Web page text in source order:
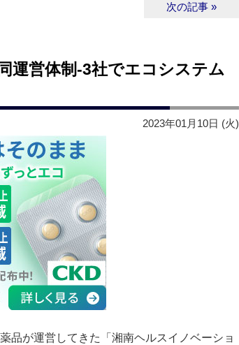
次の記事 »
運営体制‐3社でエコシステム
2023年01月10日 (火)
品が運営してきた「湘南ヘルスイノベーショ